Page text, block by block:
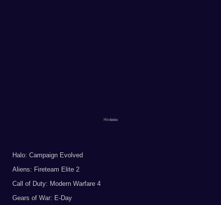
Halo: Campaign Evolved
Aliens: Fireteam Elite 2
Call of Duty: Modern Warfare 4
Gears of War: E-Day